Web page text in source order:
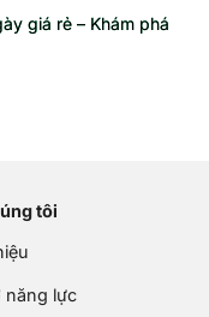
giá rẻ – Khám phá
tôi
năng lực